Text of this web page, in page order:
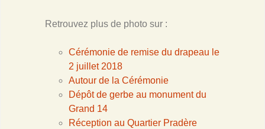
Retrouvez plus de photo sur :
Cérémonie de remise du drapeau le
2 juillet 2018
Autour de la Cérémonie
Dépôt de gerbe au monument du
Grand 14
Réception au Quartier Pradère